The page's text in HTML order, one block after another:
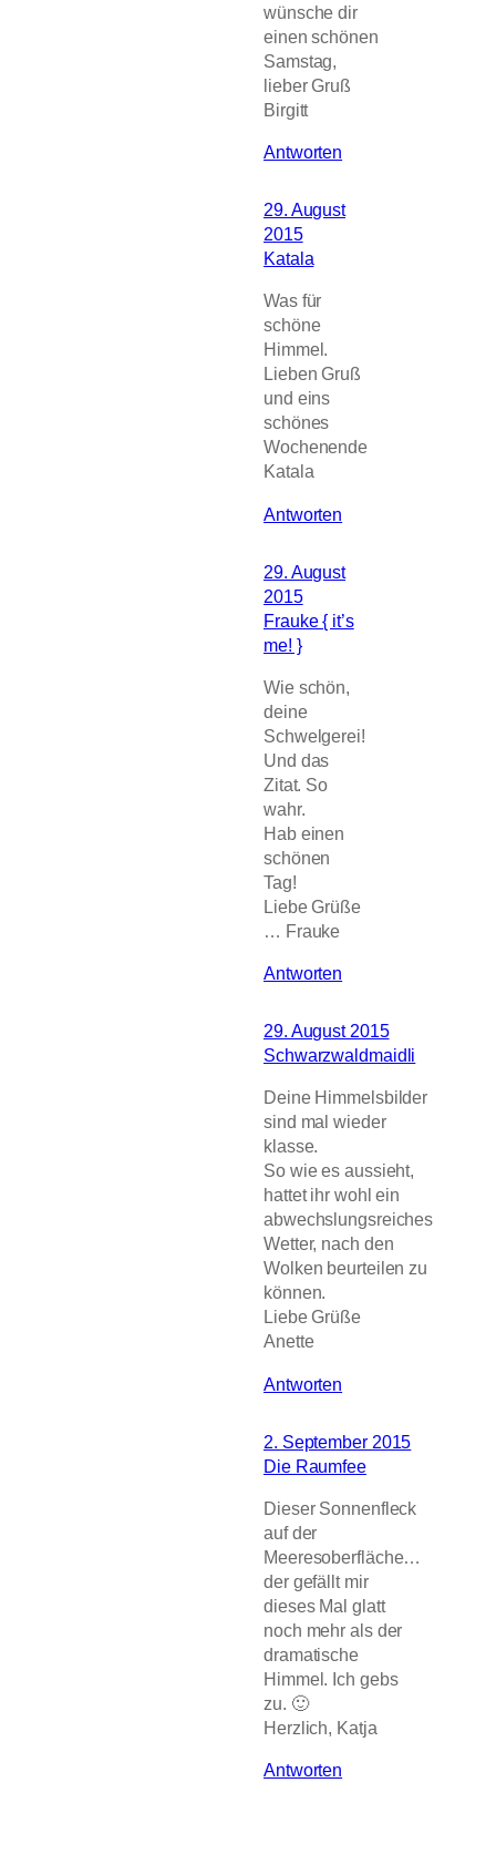
wünsche dir
einen schönen
Samstag,
lieber Gruß
Birgitt
Antworten
29. August
2015
Katala
Was für
schöne
Himmel.
Lieben Gruß
und eins
schönes
Wochenende
Katala
Antworten
29. August
2015
Frauke { it’s
me! }
Wie schön,
deine
Schwelgerei!
Und das
Zitat. So
wahr.
Hab einen
schönen
Tag!
Liebe Grüße
… Frauke
Antworten
29. August 2015
Schwarzwaldmaidli
Deine Himmelsbilder
sind mal wieder
klasse.
So wie es aussieht,
hattet ihr wohl ein
abwechslungsreiches
Wetter, nach den
Wolken beurteilen zu
können.
Liebe Grüße
Anette
Antworten
2. September 2015
Die Raumfee
Dieser Sonnenfleck
auf der
Meeresoberfläche…
der gefällt mir
dieses Mal glatt
noch mehr als der
dramatische
Himmel. Ich gebs
zu. 🙂
Herzlich, Katja
Antworten